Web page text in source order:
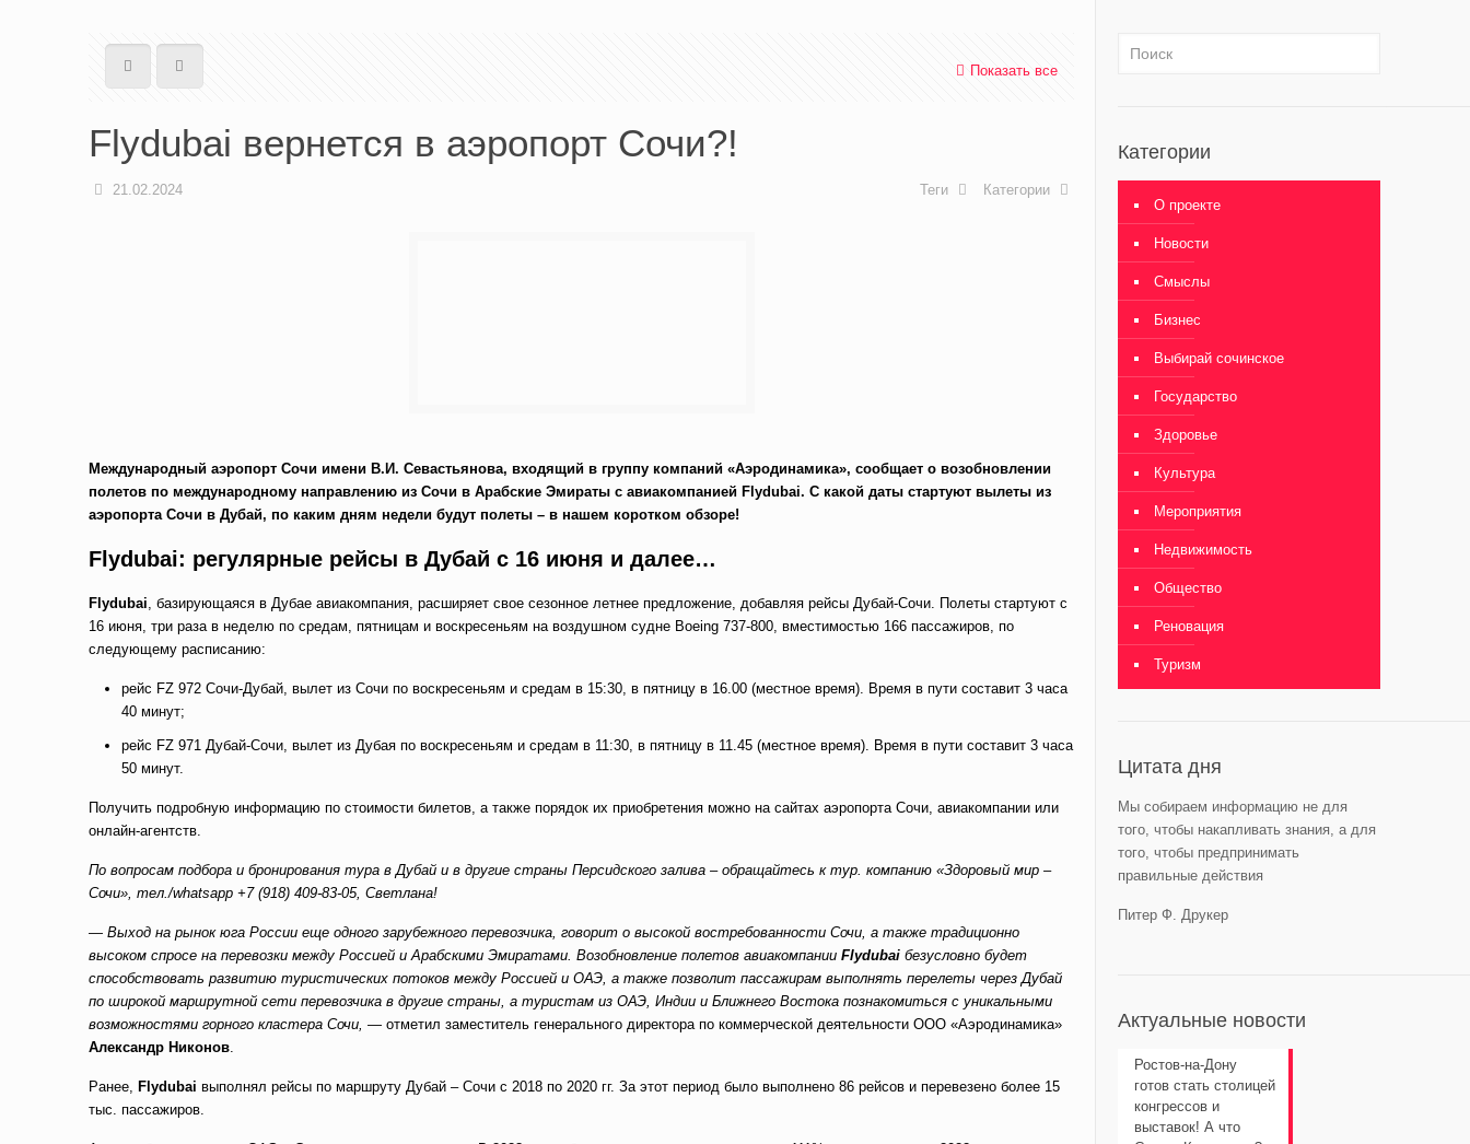
Показать все
Flydubai вернется в аэропорт Сочи?!
21.02.2024 Категории
Теги
Международный аэропорт Сочи имени В.И. Севастьянова, входящий в группу компаний «Аэродинамика», сообщает о возобновлении
полетов по международному направлению из Сочи в Арабские Эмираты с авиакомпанией Flydubai. С какой даты стартуют вылеты из
аэропорта Сочи в Дубай, по каким дням недели будут полеты – в нашем коротком обзоре!
Flydubai: регулярные рейсы в Дубай с 16 июня и далее…
Flydubai , базирующаяся в Дубае авиакомпания, расширяет свое сезонное летнее предложение, добавляя рейсы Дубай-Сочи. Полеты стартуют с
16 июня, три раза в неделю по средам, пятницам и воскресеньям на воздушном судне Boeing 737-800, вместимостью 166 пассажиров, по
следующему расписанию:
рейс FZ 972 Сочи-Дубай, вылет из Сочи по воскресеньям и средам в 15:30, в пятницу в 16.00 (местное время). Время в пути составит 3 часа
40 минут;
рейс FZ 971 Дубай-Сочи, вылет из Дубая по воскресеньям и средам в 11:30, в пятницу в 11.45 (местное время). Время в пути составит 3 часа
50 минут.
Получить подробную информацию по стоимости билетов, а также порядок их приобретения можно на сайтах аэропорта Сочи, авиакомпании или
онлайн-агентств.
По вопросам подбора и бронирования тура в Дубай и в другие страны Персидского залива – обращайтесь к тур. компанию «Здоровый мир –
Сочи», тел./whatsapp+7 (918) 409-83-05, Светлана!
—Выход на рынок юга России еще одного зарубежного перевозчика, говорит о высокой востребованности Сочи, а также традиционно
высоком спросе на перевозки между Россией и Арабскими Эмиратами. Возобновление полетов авиакомпанииFlydubai безусловно будет
способствовать развитию туристических потоков между Россией и ОАЭ, а также позволит пассажирам выполнять перелеты через Дубай
по широкой маршрутной сети перевозчика в другие страны, а туристам из ОАЭ, Индии и Ближнего Востока познакомиться с уникальными
возможностями горного кластера Сочи, — отметил заместитель генерального директора по коммерческой деятельности ООО «Аэродинамика»
Александр Никонов
Ранее,Flydubai выполнял рейсы по маршруту Дубай – Сочи с 2018 по 2020 гг. За этот период было выполнено 86 рейсов и перевезено более 15
тыс. пассажиров.
Категории
О проекте
Новости
Смыслы
Бизнес
Выбирай сочинское
Государство
Здоровье
Культура
Мероприятия
Недвижимость
Общество
Реновация
Туризм
Цитата дня
Мы собираем информацию не для
того, чтобы накапливать знания, а для
того, чтобы предпринимать
правильные действия
Питер Ф. Друкер
Актуальные новости
Ростов-на-Дону
готов стать столицей
конгрессов и
выставок! А что